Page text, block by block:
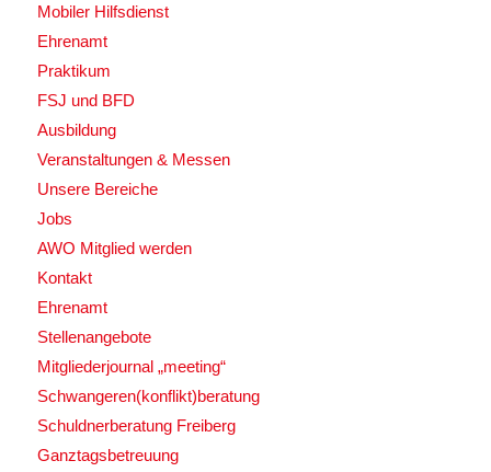
Mobiler Hilfsdienst
Ehrenamt
Praktikum
FSJ und BFD
Ausbildung
Veranstaltungen & Messen
Unsere Bereiche
Jobs
AWO Mitglied werden
Kontakt
Ehrenamt
Stellenangebote
Mitgliederjournal „meeting“
Schwangeren(konflikt)beratung
Schuldnerberatung Freiberg
Ganztagsbetreuung